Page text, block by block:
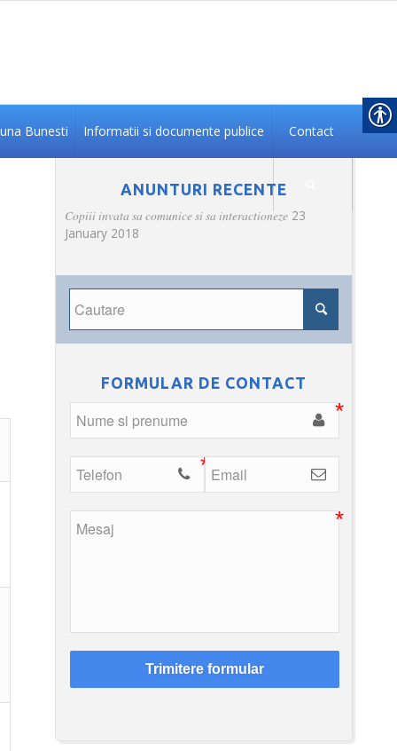
Bunesti Informatii si documente publice Contact
ANUNTURI RECENTE
Copiii invata sa comunice si sa interactioneze 23
January 2018
FORMULAR DE CONTACT
Trimitere formular